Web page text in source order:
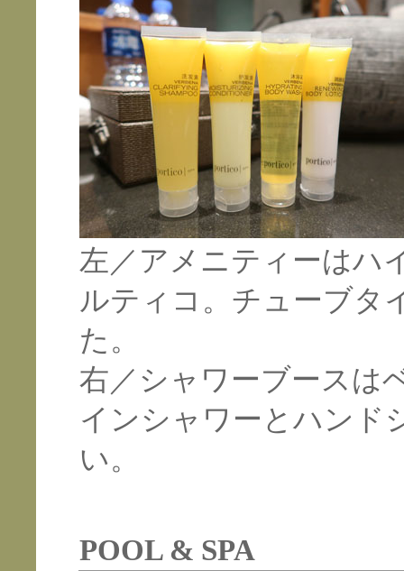
左／アメニティーはハ
ルティコ。チューブタ
た。
右／シャワーブースは
インシャワーとハンド
い。
POOL & SPA